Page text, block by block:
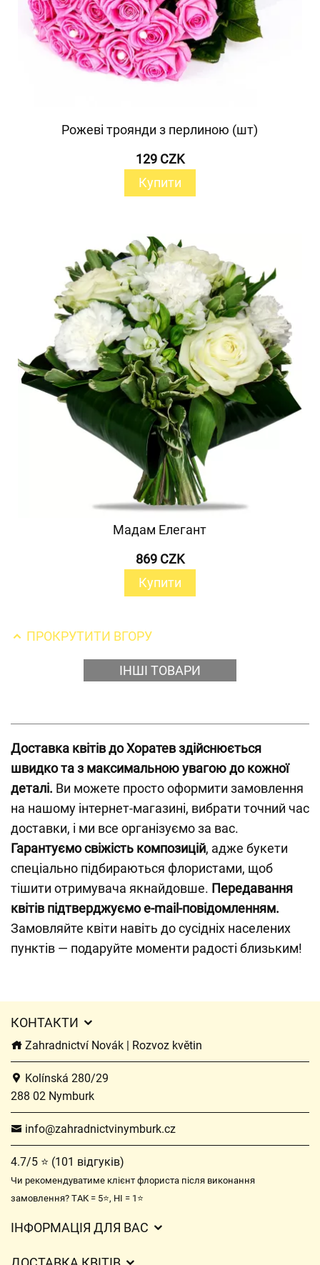
Рожеві троянди з перлиною (шт)
129 CZK
Купити
Мадам Елегант
869 CZK
Купити
ПРОКРУТИТИ ВГОРУ
ІНШІ ТОВАРИ
Доставка квітів до Хоратев здійснюється
швидко та з максимальною увагою до кожної
деталі. Ви можете просто оформити замовлення
на нашому інтернет-магазині, вибрати точний час
доставки, і ми все організуємо за вас.
Гарантуємо свіжість композицій, адже букети
спеціально підбираються флористами, щоб
тішити отримувача якнайдовше. Передавання
квітів підтверджуємо e-mail-повідомленням.
Замовляйте квіти навіть до сусідніх населених
пунктів — подаруйте моменти радості близьким!
КОНТАКТИ
Zahradnictví Novák | Rozvoz květin
Kolínská 280/29
288 02 Nymburk
info@zahradnictvinymburk.cz
4.7/5 ⭐ (101 відгуків)
Чи рекомендуватиме клієнт флориста після виконання
замовлення? ТАК = 5⭐, НІ = 1⭐
ІНФОРМАЦІЯ ДЛЯ ВАС